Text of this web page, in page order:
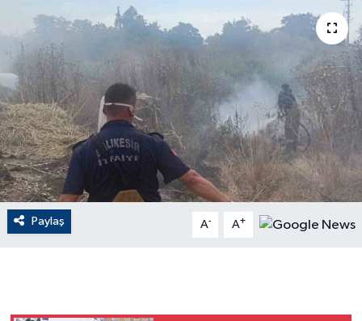
Paylaş A- A+
Dış Haberler
Dünya
EĞİTİM
EKONOMİ
English News
Finans